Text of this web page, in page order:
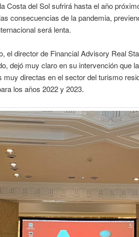
Costa del Sol sufrirá hasta el año
consecuencias de la pandemia,
será lenta.
el director de Financial Advisory Real
dejó muy claro en su intervención que
muy directas en el sector del turismo
los años 2022 y 2023.